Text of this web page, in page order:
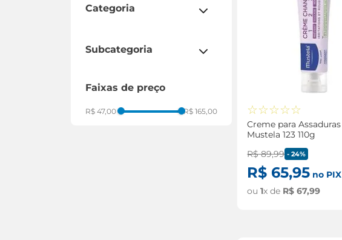
dermocosméticos
categoria
cabelo
facial
subcategoria
shampoo
protetor solar
faixas de preço
R$ 47,00 R$ 165,00 ☆☆☆☆☆
Creme para Assaduras
Mustela 123 110g
R$ 89,99 -24%
R$ 65,95 no PIX
ou1x de R$ 67,99